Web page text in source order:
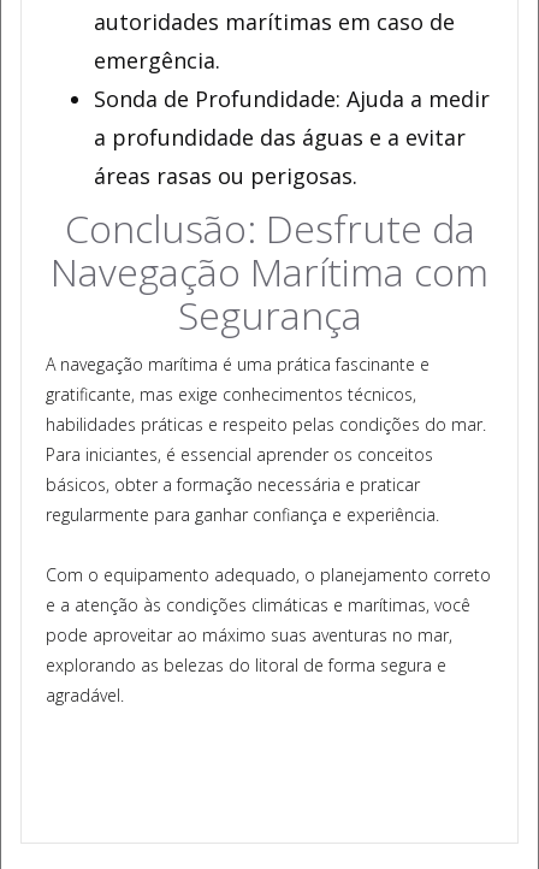
autoridades marítimas em caso de
emergência.
Sonda de Profundidade: Ajuda a medir
a profundidade das águas e a evitar
áreas rasas ou perigosas.
Conclusão: Desfrute da
Navegação Marítima com
Segurança
A navegação marítima é uma prática fascinante e
gratificante, mas exige conhecimentos técnicos,
habilidades práticas e respeito pelas condições do mar.
Para iniciantes, é essencial aprender os conceitos
básicos, obter a formação necessária e praticar
regularmente para ganhar confiança e experiência.
Com o equipamento adequado, o planejamento correto
e a atenção às condições climáticas e marítimas, você
pode aproveitar ao máximo suas aventuras no mar,
explorando as belezas do litoral de forma segura e
agradável.